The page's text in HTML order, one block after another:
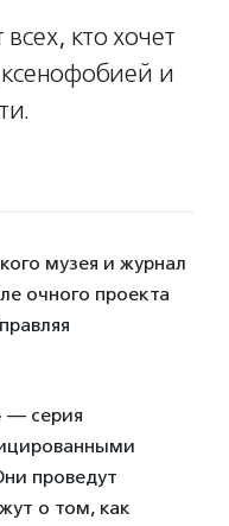
кто хочет
и
музея и журнал
очного проекта
— серия
проведут
о том, как